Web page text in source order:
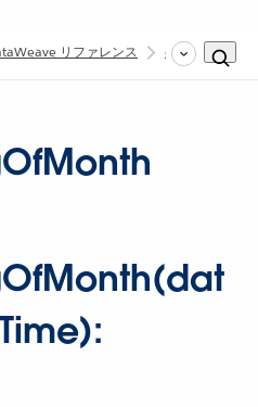
リファレンス dw::core::Dates